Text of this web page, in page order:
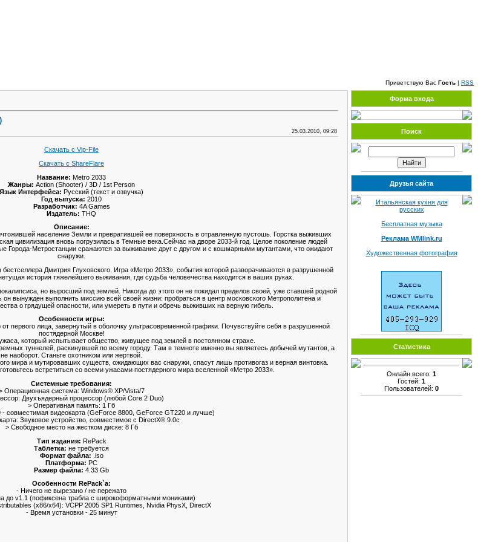
Приветствую Вас Гость | RSS
25.03.2010, 09:28
Скачать с Vip-File
Скачать с ShareFlare
Название: Меtrо 2033
Жанры: Action (Shooter) / 3D / 1st Person
Язык Интерфейса: Русский (текст и озвучка)
Год выпуска: 2010
Разработчик: 4A Games
Издатель: THQ
Описание:
население Земли и превратившей ее поверхность в отравленную пустошь. Горстка выживших
цивилизация вновь погрузилась в Темные века.Сейчас на дворе 2033-й год. Целое поколение людей
Города-Метростанции сражаются за выживание друг с другом и с кошмарными мутантами, что ожидают
снаружи.
Дмитрия Глуховского. Игра «Метро 2033», события которой разворачиваются в разрушенной
история тяжелейшего выживания, где судьба человечества находится в ваших руках.
но выросший под землей. Никогда до этого он не покидал пределов своей, уже ставшей родной
вынужден выполнить миссию всей своей жизни: пробраться в центр московского Метрополитена и
о грядущей опасности, или умереть в пути и обречь выживших на верную гибель.
Особенности игры:
лица, завернутый в оболочку ультрасовременной графики. Почувствуйте себя в разрушенной
постядерной Москве!
который испытывает общество, живущее под землей в постоянном страхе.
туннелей, раскинувшей по всему городу. Там в темноте именно вы являетесь добычей мутантов, а
не наоборот. Станьте охотником или жертвой.
мира и мутировавших существ, ожидающих вас снаружи, спасут лишь противогаз и верная винтовка.
встретиться со всеми ужасами постядерного мира вселенной «Метро 2033».
Cистемные требования:
Операционная система: Windows® XP/Vista/7
Двухъядерный процессор (любой Core 2 Duo)
> Оперативная память: 1 Гб
- совместимая видеокарта (GeForce 8800, GeForce GT220 и лучше)
Звуковое устройство, совместимое с DirectX® 9.0с
> Свободное место на жестком диске: 8 Гб
Тип издания: RePack
Таблетка: не требуется
Формат файла: .iso
Платформа: PC
Размер файла: 4.33 Gb
Особенности RePack`a:
- Ничего не вырезано / не пережато
до v1.1 (пофиксена трабла с широкоформатными мониками)
(x86/x64): VCPP 2005 SP1 Runtimes, Nvidia PhysX, DirectX
- Время установки - 25 минут
Форма входа
Поиск
Друзья сайта
Итальянская кухня для
русских
Бесплатная музыка
Реклама WMlink.ru
Художественная фотография
Статистика
Онлайн всего: 1
Гостей: 1
Пользователей: 0